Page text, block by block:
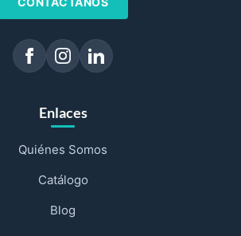
Enlaces
Quiénes Somos
Catálogo
Blog